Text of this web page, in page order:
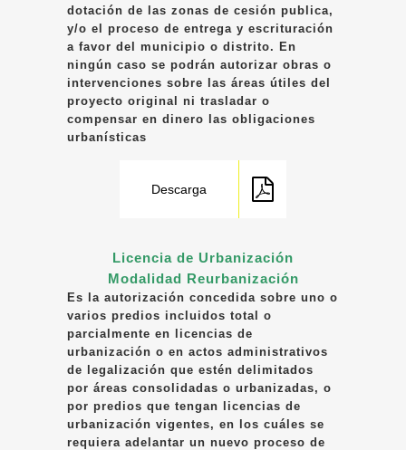
dotación de las zonas de cesión publica,
y/o el proceso de entrega y escrituración
a favor del municipio o distrito. En
ningún caso se podrán autorizar obras o
intervenciones sobre las áreas útiles del
proyecto original ni trasladar o
compensar en dinero las obligaciones
urbanísticas
Descarga
Licencia de Urbanización
Modalidad Reurbanización
Es la autorización concedida sobre uno o
varios predios incluidos total o
parcialmente en licencias de
urbanización o en actos administrativos
de legalización que estén delimitados
por áreas consolidadas o urbanizadas, o
por predios que tengan licencias de
urbanización vigentes, en los cuáles se
requiera adelantar un nuevo proceso de